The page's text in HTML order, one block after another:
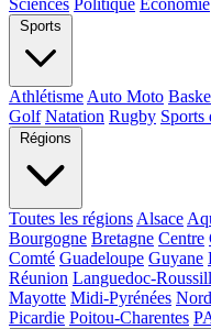
Sciences Politique Économie
Sports
Athlétisme Auto Moto
Golf Natation Rugby Sports
Régions
Toutes les régions Alsace
Bourgogne Bretagne Centre
Comté Guadeloupe Guyane
Réunion Languedoc-
Mayotte Midi-Pyrénées
Picardie Poitou-Charentes